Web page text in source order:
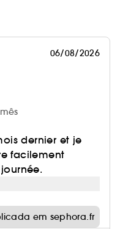
06/08/2026
dernier et je
facilement
em sephora.fr